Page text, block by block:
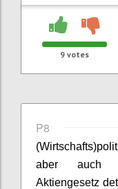
9 votes
P8
(Wirtschafts)p
aber auch
Aktiengesetz